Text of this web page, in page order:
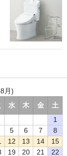
月)
水 木 金
土
1
5 6 7
8
12 13 14
15
19 20 21 22